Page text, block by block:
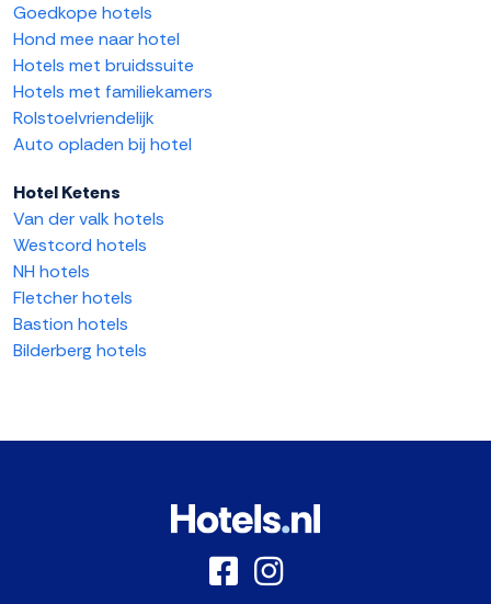
Goedkope hotels
Hond mee naar hotel
Hotels met bruidssuite
Hotels met familiekamers
Rolstoelvriendelijk
Auto opladen bij hotel
Hotel Ketens
Van der valk hotels
Westcord hotels
NH hotels
Fletcher hotels
Bastion hotels
Bilderberg hotels